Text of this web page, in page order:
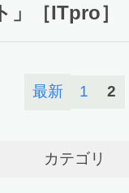
ト」［ITpro］
最新 1 2
カテゴリ